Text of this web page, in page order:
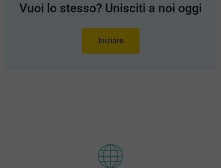
Vuoi lo stesso? Unisciti a noi oggi
Iniziare